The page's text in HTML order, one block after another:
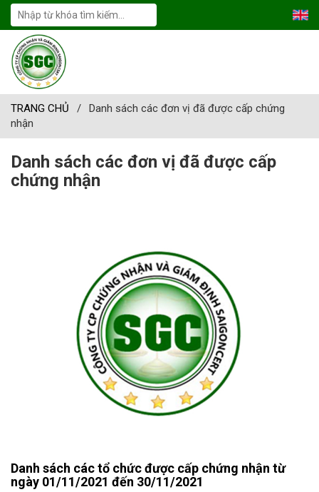
TRANG CHỦ /
Danh sách các đơn vị đã được cấp chứng
nhận
Danh sách các đơn vị đã được cấp
chứng nhận
Danh sách các tổ chức được cấp chứng nhận từ
ngày 01/11/2021 đến 30/11/2021